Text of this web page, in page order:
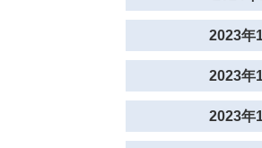
2023年
2023年
2023年